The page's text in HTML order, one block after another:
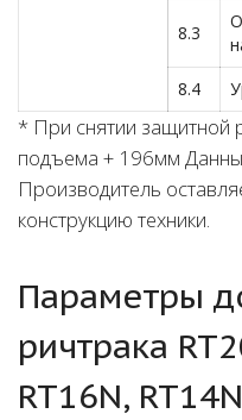
8.3
8.4
* При снятии защитной
подъема + 196мм
Производитель
конструкцию техники.
Параметры
ричтрака
RT16N,